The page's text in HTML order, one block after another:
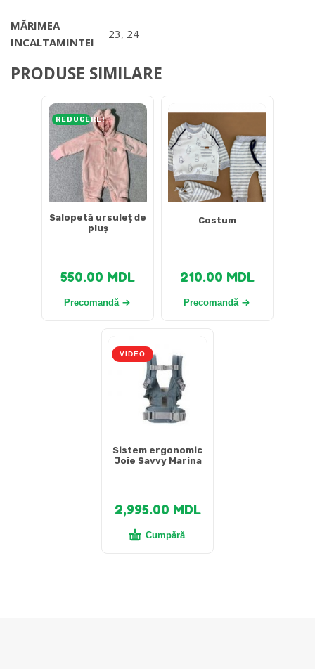
MĂRIMEA
INCALTAMINTEI
23, 24
PRODUSE SIMILARE
REDUCERE!
Salopetă ursuleț de
pluș
550.00 MDL
Precomandă
Costum
210.00 MDL
Precomandă
VIDEO
Sistem ergonomic
Joie Savvy Marina
2,995.00 MDL
Cumpără